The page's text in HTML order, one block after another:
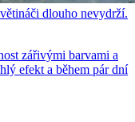
dlouho nevydrží.
zářivými barvami a
efekt a během pár dní